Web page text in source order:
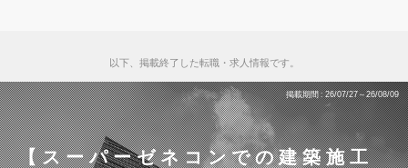
以下、掲載終了した転職・求人情報です。
掲載期間 26/07/27～26/08/09
【スーパーゼネコンでの建築施工